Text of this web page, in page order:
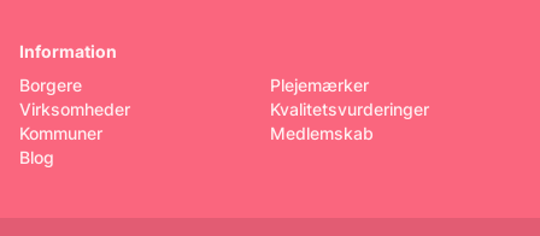
Information
Borgere
Virksomheder
Kommuner
Blog
Plejemærker
Kvalitetsvurderinger
Medlemskab